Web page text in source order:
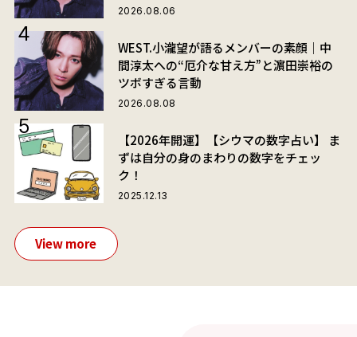
2026.08.06
WEST.小瀧望が語るメンバーの素顔｜中
間淳太への“厄介な甘え方”と濵田崇裕の
ツボすぎる言動
2026.08.08
【2026年開運】【シウマの数字占い】 ま
ずは自分の身のまわりの数字をチェッ
ク！
2025.12.13
View more